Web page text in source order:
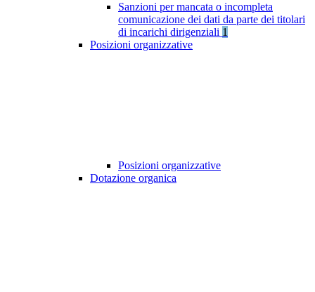
Sanzioni per mancata o incompleta
comunicazione dei dati da parte dei titolari
di incarichi dirigenziali 1
Posizioni organizzative
Posizioni organizzative
Dotazione organica